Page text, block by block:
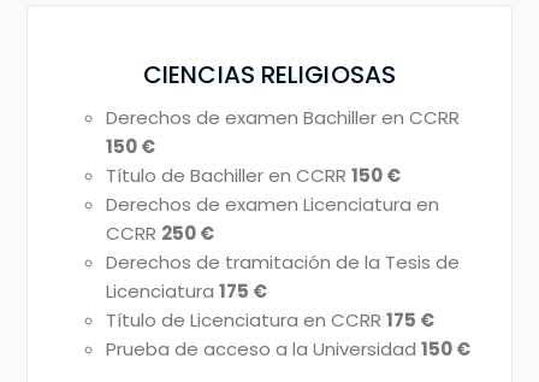
CIENCIAS RELIGIOSAS
Derechos de examen Bachiller en CCRR
150 €
Título de Bachiller en CCRR150 €
Derechos de examen Licenciatura en
CCRR 250 €
Derechos de tramitación de la Tesis de
Licenciatura175 €
Título de Licenciatura en CCRR175 €
Prueba de acceso a la Universidad150 €